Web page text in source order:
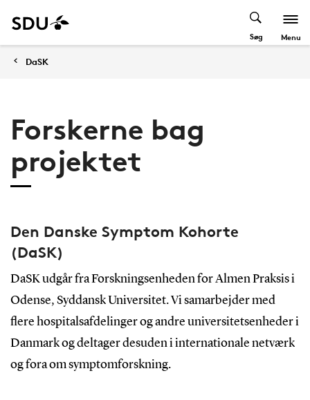
Søg Menu
DaSK
Forskerne bag
projektet
Den Danske Symptom Kohorte
(DaSK)
DaSK udgår fra Forskningsenheden for Almen Praksis i
Odense, Syddansk Universitet. Vi samarbejder med
flere hospitalsafdelinger og andre universitetsenheder i
Danmark og deltager desuden i internationale netværk
og fora om symptomforskning.